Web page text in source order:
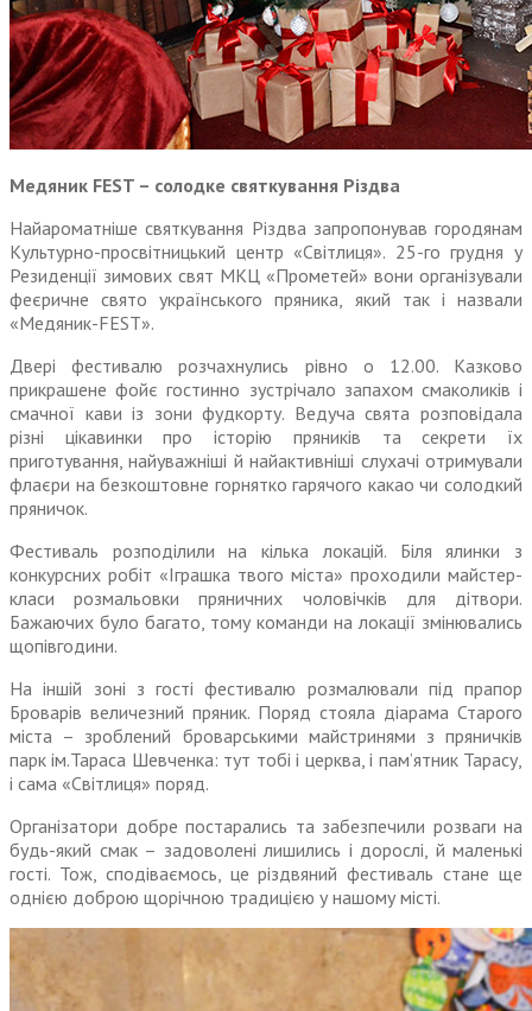
Медяник FEST – солодке святкування Різдва
Найароматніше святкування Різдва запропонував городянам
Культурно-просвітницький центр «Світлиця». 25-го грудня у
Резиденції зимових свят МКЦ «Прометей» вони організували
феєричне свято українського пряника, який так і назвали
«Медяник-FEST».
Двері фестивалю розчахнулись рівно о 12.00. Казково
прикрашене фойє гостинно зустрічало запахом смаколиків і
смачної кави із зони фудкорту. Ведуча свята розповідала
різні цікавинки про історію пряників та секрети їх
приготування, найуважніші й найактивніші слухачі отримували
флаєри на безкоштовне горнятко гарячого какао чи солодкий
пряничок.
Фестиваль розподілили на кілька локацій. Біля ялинки з
конкурсних робіт «Іграшка твого міста» проходили майстер-
класи розмальовки пряничних чоловічків для дітвори.
Бажаючих було багато, тому команди на локації змінювались
щопівгодини.
На іншій зоні з гості фестивалю розмалювали під прапор
Броварів величезний пряник. Поряд стояла діарама Старого
міста – зроблений броварськими майстринями з пряничків
парк ім.Тараса Шевченка: тут тобі і церква, і пам’ятник Тарасу,
і сама «Світлиця» поряд.
Організатори добре постарались та забезпечили розваги на
будь-який смак – задоволені лишились і дорослі, й маленькі
гості. Тож, сподіваємось, це різдвяний фестиваль стане ще
однією доброю щорічною традицією у нашому місті.